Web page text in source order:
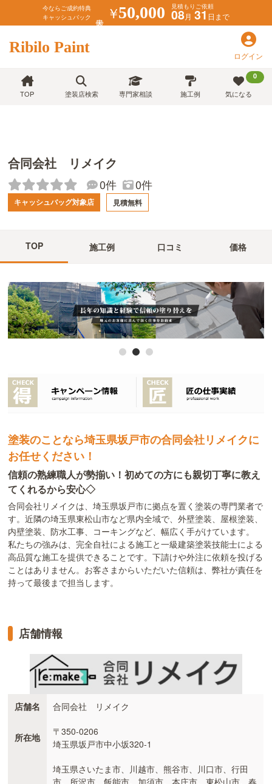
今ならご成約特典
キャッシュバック
￥50,000 見積もりご依頼
08月 31日まで
Ribilo Paint ログイン
TOP 塗装店検索 専門家相談 施工例
0
気になる
合同会社 リメイク
0件 0件
キャッシュバッグ対象店 見積無料
TOP 施工例 口コミ 価格
塗装のことなら埼玉県坂戸市の合同会社リメイクに
お任せください！
信頼の熟練職人が勢揃い！初めての方にも親切丁寧に教え
てくれるから安心◇
合同会社リメイクは、埼玉県坂戸市に拠点を置く塗装の専門業者で
す。近隣の埼玉県東松山市など県内全域で、外壁塗装、屋根塗装、
内壁塗装、防水工事、コーキングなど、幅広く手がけています。
私たちの強みは、完全自社による施工と一級建築塗装技能士による
高品質な施工を提供できることです。下請けや外注に依頼を投げる
ことはありません。お客さまからいただいた信頼は、弊社が責任を
持って最後まで担当します。
店舗情報
店舗名 合同会社 リメイク
所在地
〒350-0206
埼玉県坂戸市中小坂320-1
埼玉県さいたま市、川越市、熊谷市、川口市、行田
市、所沢市、飯能市、加須市、本庄市、東松山市、春